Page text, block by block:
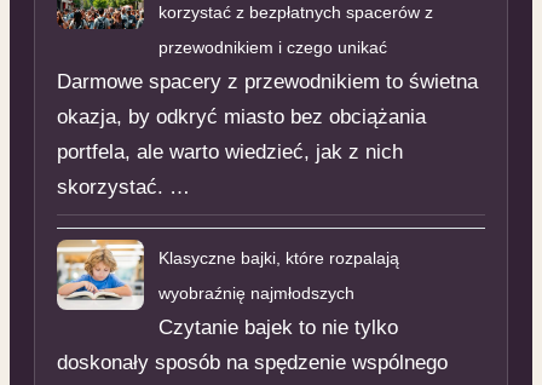
korzystać z bezpłatnych spacerów z
przewodnikiem i czego unikać
Darmowe spacery z przewodnikiem to świetna
okazja, by odkryć miasto bez obciążania
portfela, ale warto wiedzieć, jak z nich
skorzystać. …
Klasyczne bajki, które rozpalają
wyobraźnię najmłodszych
Czytanie bajek to nie tylko
doskonały sposób na spędzenie wspólnego